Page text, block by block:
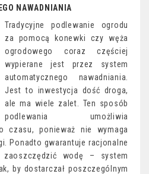
NAWADNIANIA
Tradycyjne podlewanie ogrodu
za pomocą konewki czy węża
ogrodowego coraz częściej
wypierane jest przez system
automatycznego nawadniania.
Jest to inwestycja dość droga,
ale ma wiele zalet. Ten sposób
podlewania umożliwia
czasu, ponieważ nie wymaga
Ponadto gwarantuje racjonalne
zaoszczędzić wodę – system
by dostarczał poszczególnym